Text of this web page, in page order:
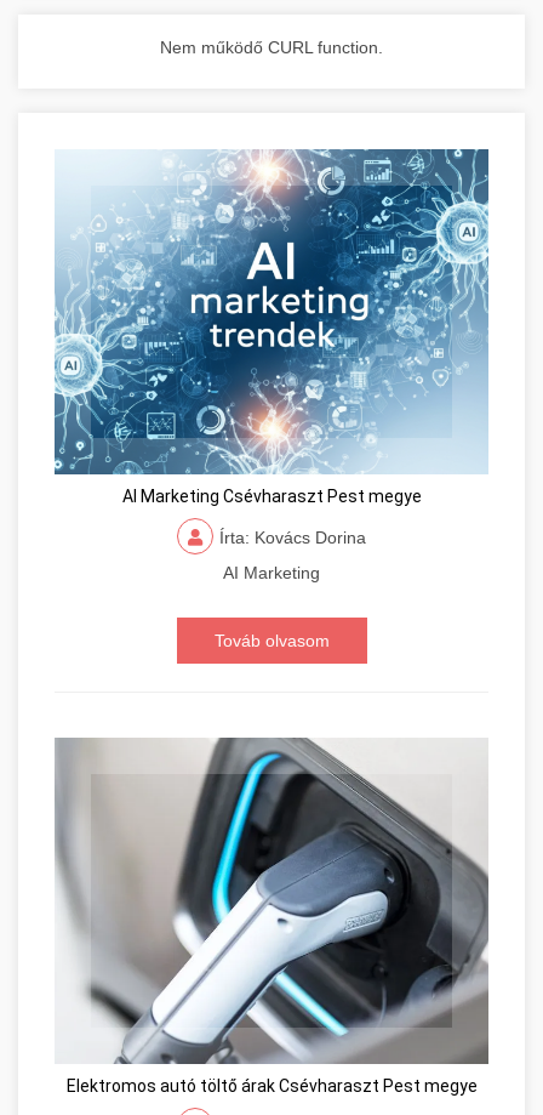
Nem működő CURL function.
AI Marketing Csévharaszt Pest megye
Írta: Kovács Dorina
AI Marketing
Továb olvasom
Elektromos autó töltő árak Csévharaszt Pest megye